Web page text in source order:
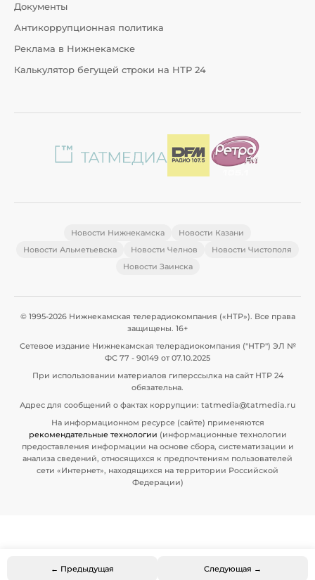
← Предыдущая Следующая →
Документы
Антикоррупционная политика
Реклама в Нижнекамске
Калькулятор бегущей строки на НТР 24
Новости Нижнекамска
Новости Казани
Новости Альметьевска
Новости Челнов
Новости Чистополя
Новости Заинска
© 1995-2026 Нижнекамская телерадиокомпания («НТР»). Все права
защищены. 16+
Сетевое издание Нижнекамская телерадиокомпания ("НТР") ЭЛ №
ФС 77 - 90149 от 07.10.2025
При использовании материалов гиперссылка на сайт НТР 24
обязательна.
Адрес для сообщений о фактах коррупции: tatmedia@tatmedia.ru
На информационном ресурсе (сайте) применяются
рекомендательные технологии (информационные технологии
предоставления информации на основе сбора, систематизации и
анализа сведений, относящихся к предпочтениям пользователей
сети «Интернет», находящихся на территории Российской
Федерации)